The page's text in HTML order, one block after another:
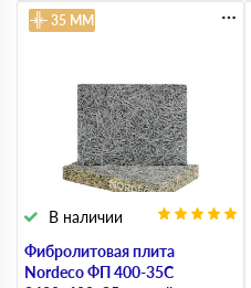
Фибролитовая плита
Nordeco ФП 400-35С
В наличии
35 ММ